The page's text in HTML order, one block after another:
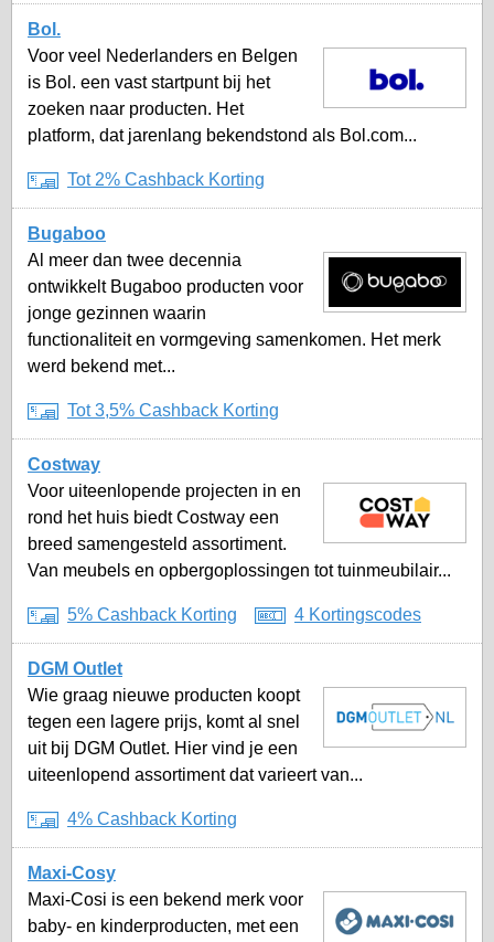
Bol.
Voor veel Nederlanders en Belgen
is Bol. een vast startpunt bij het
zoeken naar producten. Het
platform, dat jarenlang bekendstond als Bol.com...
Tot 2% Cashback Korting
Bugaboo
Al meer dan twee decennia
ontwikkelt Bugaboo producten voor
jonge gezinnen waarin
functionaliteit en vormgeving samenkomen. Het merk
werd bekend met...
Tot 3,5% Cashback Korting
Costway
Voor uiteenlopende projecten in en
rond het huis biedt Costway een
breed samengesteld assortiment.
Van meubels en opbergoplossingen tot tuinmeubilair...
5% Cashback Korting 4 Kortingscodes
DGM Outlet
Wie graag nieuwe producten koopt
tegen een lagere prijs, komt al snel
uit bij DGM Outlet. Hier vind je een
uiteenlopend assortiment dat varieert van...
4% Cashback Korting
Maxi-Cosy
Maxi-Cosi is een bekend merk voor
baby- en kinderproducten, met een